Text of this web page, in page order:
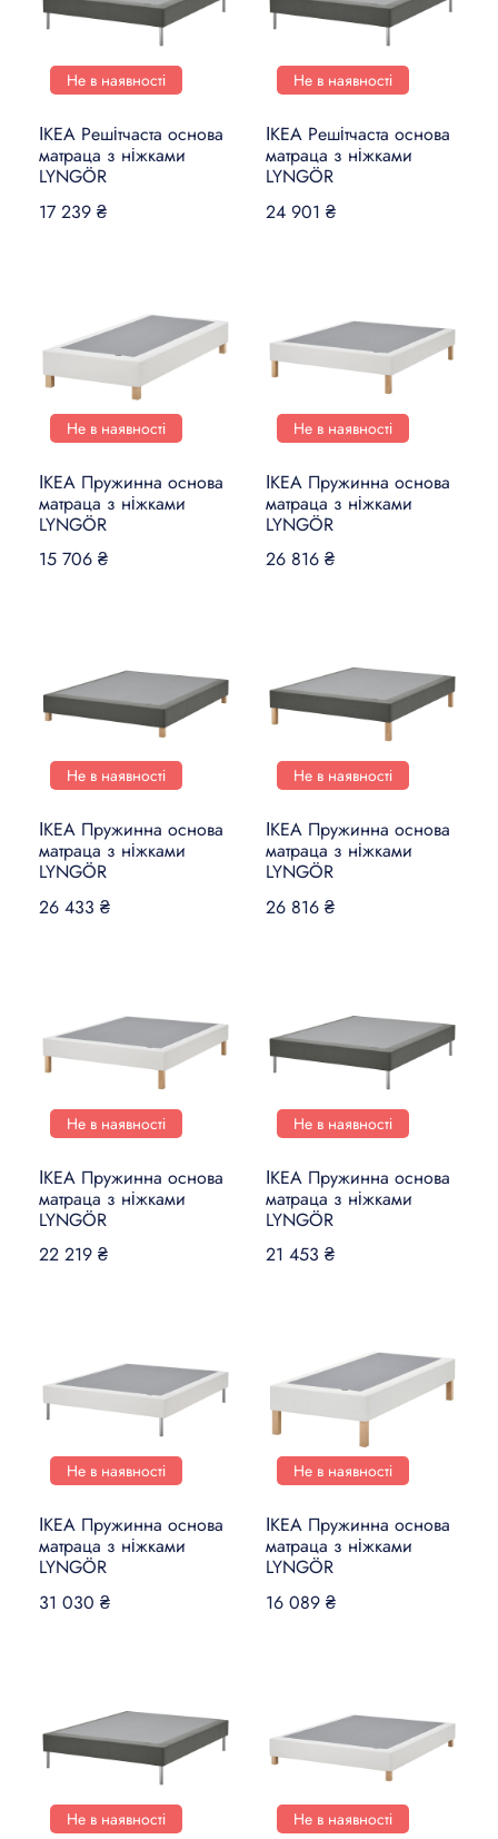
Не в наявності
ІКЕА Решітчаста основа
матраца з ніжками
LYNGÖR
17 239 ₴
Не в наявності
ІКЕА Решітчаста основа
матраца з ніжками
LYNGÖR
24 901 ₴
Не в наявності
ІКЕА Пружинна основа
матраца з ніжками
LYNGÖR
15 706 ₴
Не в наявності
ІКЕА Пружинна основа
матраца з ніжками
LYNGÖR
26 816 ₴
Не в наявності
ІКЕА Пружинна основа
матраца з ніжками
LYNGÖR
26 433 ₴
Не в наявності
ІКЕА Пружинна основа
матраца з ніжками
LYNGÖR
26 816 ₴
Не в наявності
ІКЕА Пружинна основа
матраца з ніжками
LYNGÖR
22 219 ₴
Не в наявності
ІКЕА Пружинна основа
матраца з ніжками
LYNGÖR
21 453 ₴
Не в наявності
ІКЕА Пружинна основа
матраца з ніжками
LYNGÖR
31 030 ₴
Не в наявності
ІКЕА Пружинна основа
матраца з ніжками
LYNGÖR
16 089 ₴
Не в наявності Не в наявності